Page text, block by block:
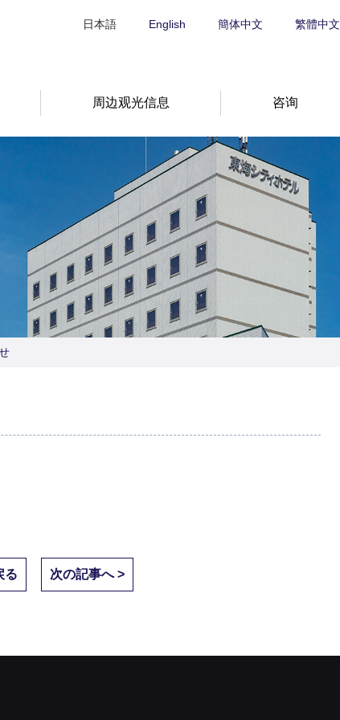
日本語 English 簡体中文 繁體中文
周边观光信息 咨询
る 次の記事へ >